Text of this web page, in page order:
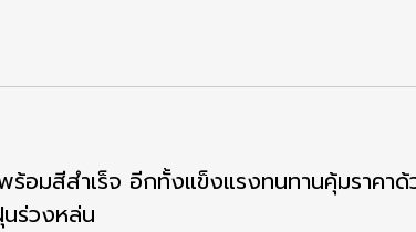
อมสีสำเร็จ อีกทั้งแข็งแรงทนทานคุ้มราคาด้
นร่วงหล่น